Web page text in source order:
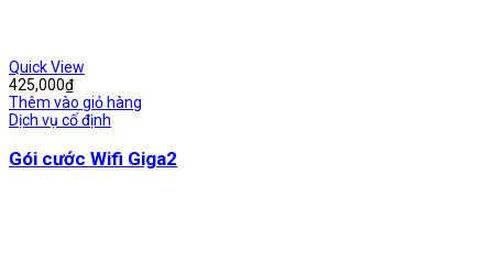
Quick View
425,000₫
Thêm vào giỏ hàng
Dịch vụ cố định
Gói cước Wifi Giga2